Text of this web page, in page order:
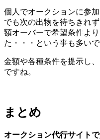
個人でオークションに参
でも次の出物を待ちきれ
額オーバーで希望条件よ
た・・・という事も多いで
金額や各種条件を提示し
ですね。
まとめ
オークション代行サイト